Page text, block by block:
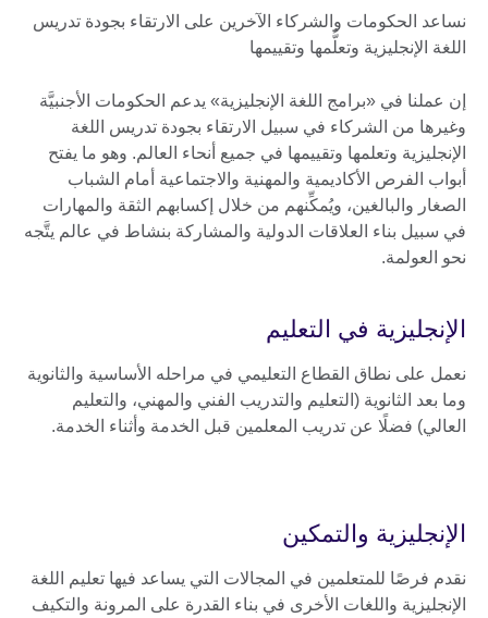
نساعد الحكومات والشركاء الآخرين على الارتقاء بجودة تدريس
اللغة الإنجليزية وتعلُّمها وتقييمها
إن عملنا في «برامج اللغة الإنجليزية» يدعم الحكومات الأجنبيَّة
وغيرها من الشركاء في سبيل الارتقاء بجودة تدريس اللغة
الإنجليزية وتعلمها وتقييمها في جميع أنحاء العالم. وهو ما يفتح
أبواب الفرص الأكاديمية والمهنية والاجتماعية أمام الشباب
الصغار والبالغين، ويُمكِّنهم من خلال إكسابهم الثقة والمهارات
في سبيل بناء العلاقات الدولية والمشاركة بنشاط في عالم يتَّجه
نحو العولمة.
الإنجليزية في التعليم
نعمل على نطاق القطاع التعليمي في مراحله الأساسية والثانوية
وما بعد الثانوية (التعليم والتدريب الفني والمهني، والتعليم
العالي) فضلًا عن تدريب المعلمين قبل الخدمة وأثناء الخدمة.
الإنجليزية والتمكين
نقدم فرصًا للمتعلمين في المجالات التي يساعد فيها تعليم اللغة
الإنجليزية واللغات الأخرى في بناء القدرة على المرونة والتكيف